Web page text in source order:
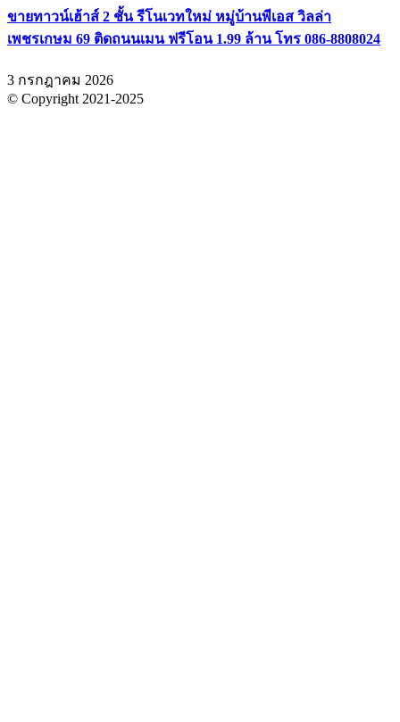
ขายทาวน์เฮ้าส์ 2 ชั้น รีโนเวทใหม่ หมู่บ้านพีเอส วิลล่า
เพชรเกษม 69 ติดถนนเมน ฟรีโอน 1.99 ล้าน โทร 086-8808024
3 กรกฎาคม 2026
© Copyright 2021-2025